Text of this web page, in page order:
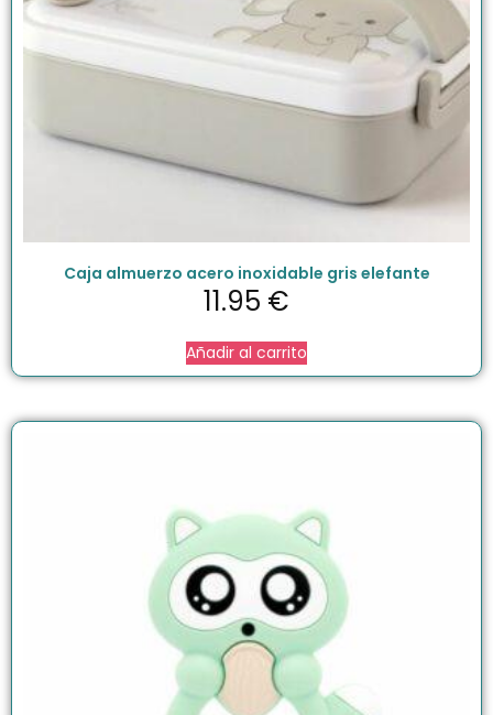
Caja almuerzo acero inoxidable gris elefante
11.95 €
Añadir al carrito